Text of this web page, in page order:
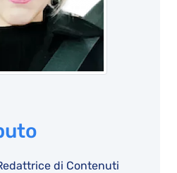
di Contenuti